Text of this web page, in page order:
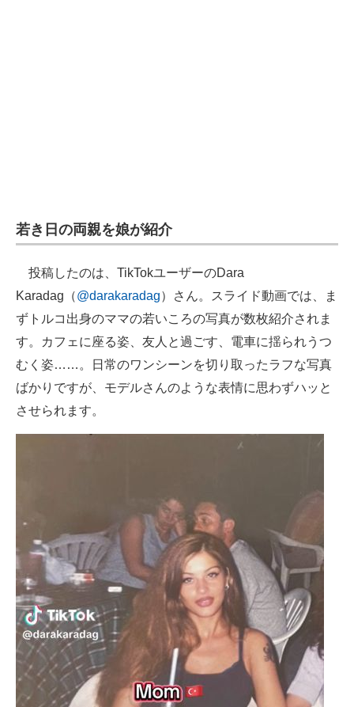
企業向けIT製品の総合サイト
製造業のIT導入・活用を支援
モノづくり技術者専門サイト
エレクトロニクス専門サイト
電子設計の基本と応用
若き日の両親を娘が紹介
投稿したのは、TikTokユーザーのDara
Karadag（@darakaradag）さん。スライド動画では、ま
ずトルコ出身のママの若いころの写真が数枚紹介されま
す。カフェに座る姿、友人と過ごす、電車に揺られうつ
むく姿……。日常のワンシーンを切り取ったラフな写真
ばかりですが、モデルさんのような表情に思わずハッと
させられます。